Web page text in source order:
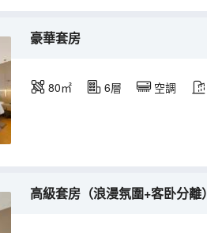
豪華套房
80㎡ 6層 空調
高級套房（浪漫氛圍+客卧分離）